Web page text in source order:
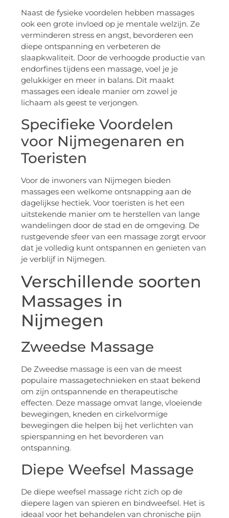
Naast de fysieke voordelen hebben massages
ook een grote invloed op je mentale welzijn. Ze
verminderen stress en angst, bevorderen een
diepe ontspanning en verbeteren de
slaapkwaliteit. Door de verhoogde productie van
endorfines tijdens een massage, voel je je
gelukkiger en meer in balans. Dit maakt
massages een ideale manier om zowel je
lichaam als geest te verjongen.
Specifieke Voordelen
voor Nijmegenaren en
Toeristen
Voor de inwoners van Nijmegen bieden
massages een welkome ontsnapping aan de
dagelijkse hectiek. Voor toeristen is het een
uitstekende manier om te herstellen van lange
wandelingen door de stad en de omgeving. De
rustgevende sfeer van een massage zorgt ervoor
dat je volledig kunt ontspannen en genieten van
je verblijf in Nijmegen.
Verschillende soorten
Massages in
Nijmegen
Zweedse Massage
De Zweedse massage is een van de meest
populaire massagetechnieken en staat bekend
om zijn ontspannende en therapeutische
effecten. Deze massage omvat lange, vloeiende
bewegingen, kneden en cirkelvormige
bewegingen die helpen bij het verlichten van
spierspanning en het bevorderen van
ontspanning.
Diepe Weefsel Massage
De diepe weefsel massage richt zich op de
diepere lagen van spieren en bindweefsel. Het is
ideaal voor het behandelen van chronische pijn